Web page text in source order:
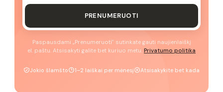
PRENUMERUOTI
Paspausdami „Prenumeruoti" sutinkate gauti naujienlaiškį
el. paštu. Atsisakyti galite bet kuriuo metu. Privatumo politika
Jokio šlamšto 1–2 laiškai per mėnesį Atsisakykite bet kada